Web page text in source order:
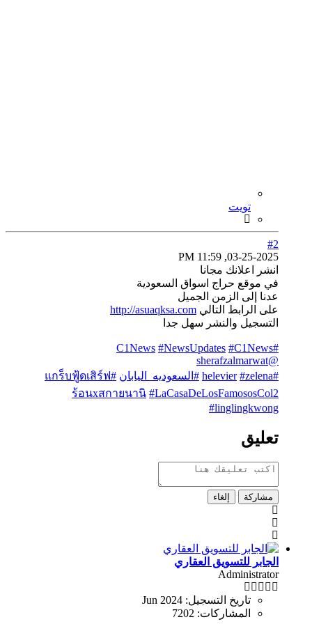
تويت
#2
03-25-2025, 11:59 PM
انشر اعلانك مجانا
في موقع حراج اسواق السعودية
عدنا إلى الزمن الجميل
على الرابط التالي http://asuaqksa.com
التسجيل والنشر سهل جدا
#C1News
#NewsUpdates #C1News
@sherafzalmarwat
#helevier
#zelena #السعوديه_اليابان
#แกร็บฟู้ดเสิร์ฟ
ร้อนxสกายนานิ #LaCasaDeLosFamososCol2
#linglingkwong
تعليق
مشاركة إلغاء
الجابر للتسويق العقاري
Administrator
تاريخ التسجيل: Jun 2024
المشاركات: 7202